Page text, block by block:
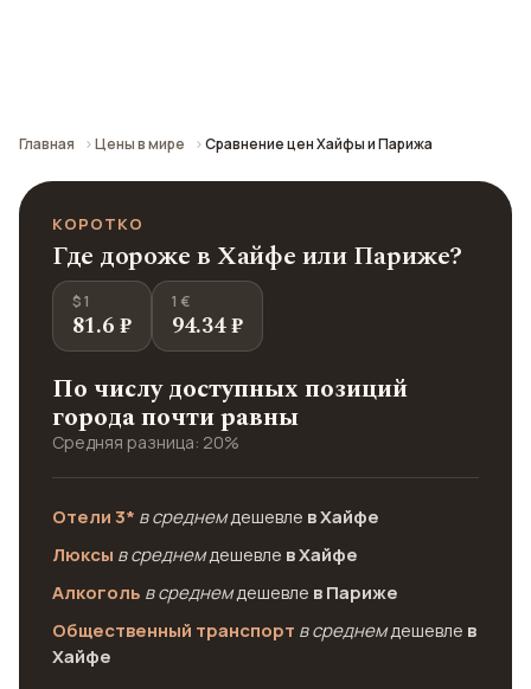
Главная Цены в мире Сравнение цен Хайфы и Парижа
КОРОТКО
Где дороже в Хайфе или Париже?
$ 1
81.6 ₽
1 €
94.34 ₽
По числу доступных позиций
города почти равны
Средняя разница: 20%
Отели 3* в среднемдешевле в Хайфе
Люксы в среднемдешевле в Хайфе
Алкоголь в среднемдешевле в Париже
Общественный транспорт в среднемдешевле в
Хайфе